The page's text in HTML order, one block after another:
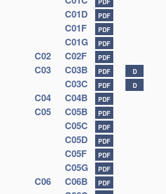
PDF
C01D PDF
C01F PDF
C01G PDF
C02 C02F PDF
C03 C03B PDF D
C03C PDF D
C04 C04B PDF
C05 C05B PDF
C05C PDF
C05D PDF
C05F PDF
C05G PDF
C06 C06B PDF